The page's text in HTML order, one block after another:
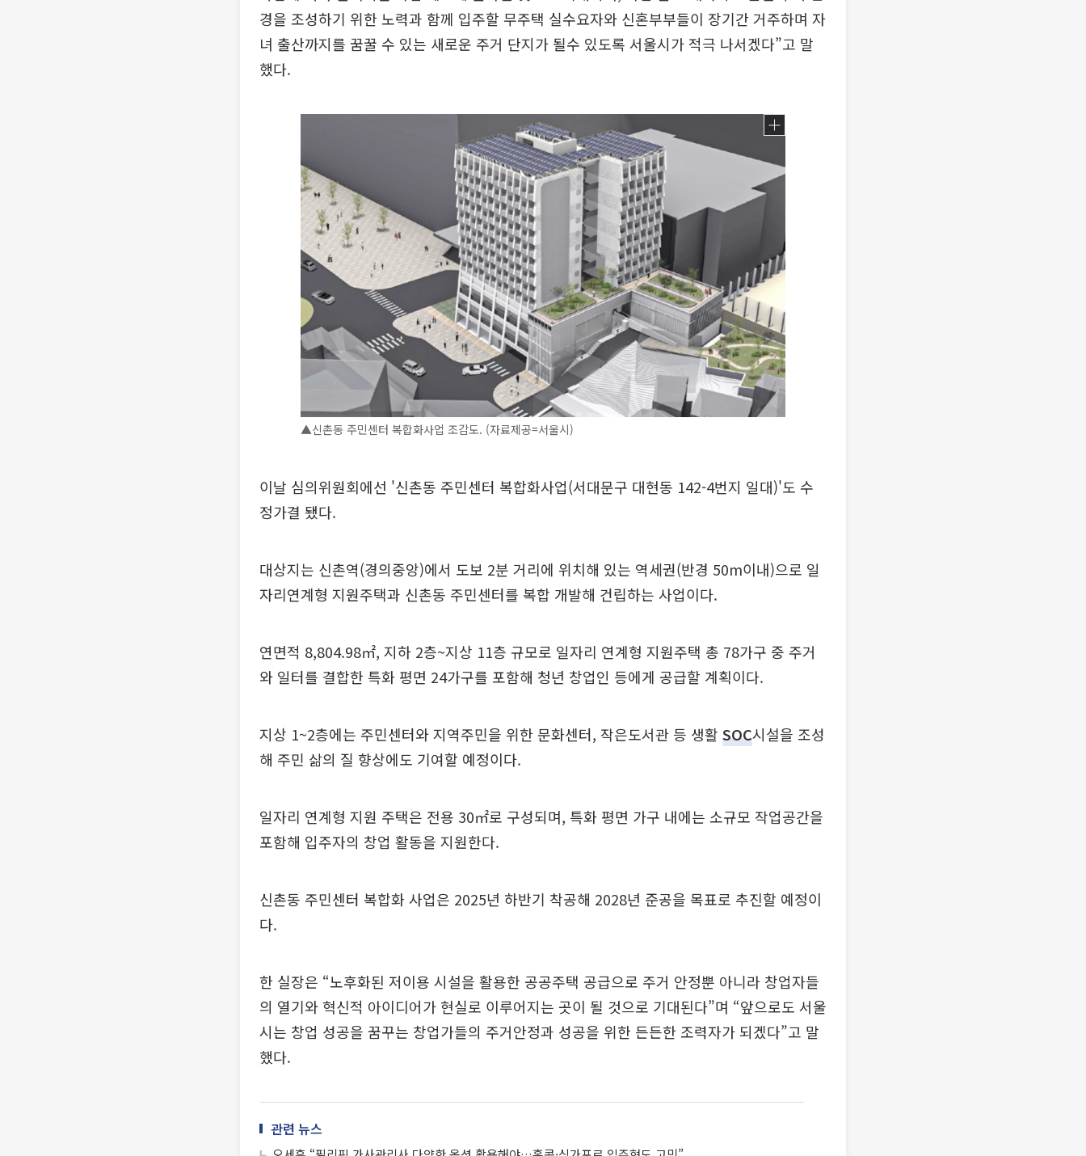
경을 조성하기 위한 노력과 함께 입주할 무주택 실수요자와 신혼부부들이 장기간 거주하며 자
녀 출산까지를 꿈꿀 수 있는 새로운 주거 단지가 될수 있도록 서울시가 적극 나서겠다”고 말
했다.
▲신촌동 주민센터 복합화사업 조감도. (자료제공=서울시)
이날 심의위원회에선 '신촌동 주민센터 복합화사업(서대문구 대현동 142-4번지 일대)'도 수
정가결 됐다.
대상지는 신촌역(경의중앙)에서 도보 2분 거리에 위치해 있는 역세권(반경 50m이내)으로 일
자리연계형 지원주택과 신촌동 주민센터를 복합 개발해 건립하는 사업이다.
연면적 8,804.98㎡, 지하 2층~지상 11층 규모로 일자리 연계형 지원주택 총 78가구 중 주거
와 일터를 결합한 특화 평면 24가구를 포함해 청년 창업인 등에게 공급할 계획이다.
지상 1~2층에는 주민센터와 지역주민을 위한 문화센터, 작은도서관 등 생활 SOC시설을 조성
해 주민 삶의 질 향상에도 기여할 예정이다.
일자리 연계형 지원 주택은 전용 30㎡로 구성되며, 특화 평면 가구 내에는 소규모 작업공간을
포함해 입주자의 창업 활동을 지원한다.
신촌동 주민센터 복합화 사업은 2025년 하반기 착공해 2028년 준공을 목표로 추진할 예정이
다.
한 실장은 “노후화된 저이용 시설을 활용한 공공주택 공급으로 주거 안정뿐 아니라 창업자들
의 열기와 혁신적 아이디어가 현실로 이루어지는 곳이 될 것으로 기대된다”며 “앞으로도 서울
시는 창업 성공을 꿈꾸는 창업가들의 주거안정과 성공을 위한 든든한 조력자가 되겠다”고 말
했다.
관련 뉴스